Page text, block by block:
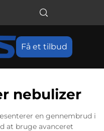
Få et tilbud
nebulizer
en gennembrud i
at bruge avanceret